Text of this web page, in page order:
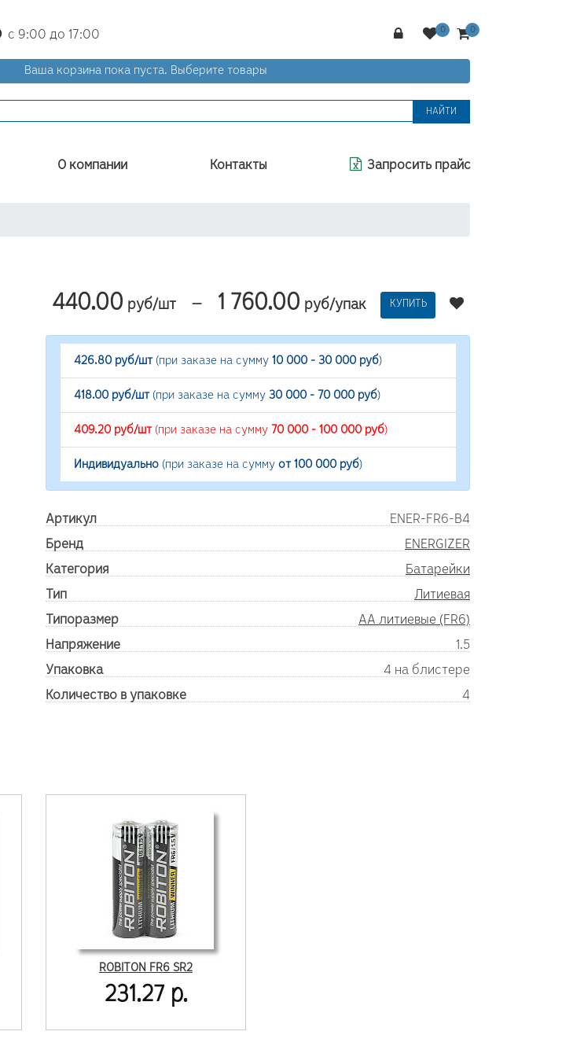
с 9:00 до 17:00
Ваша корзина пока пуста. Выберите товары
НАЙТИ
О компании Контакты Запросить прайс
440.00 руб/шт — 1 760.00 руб/упак КУПИТЬ
426.80 руб/шт(при заказе на сумму 10 000 - 30 000 руб)
418.00 руб/шт(при заказе на сумму 30 000 - 70 000 руб)
409.20 руб/шт(при заказе на сумму 70 000 - 100 000 руб)
Индивидуально (при заказе на сумму от 100 000 руб)
Артикул
ENER-FR6-B4
Бренд
ENERGIZER
Категория
Батарейки
Тип
Литиевая
Типоразмер
AA литиевые (FR6)
Напряжение
1.5
Упаковка
4 на блистере
Количество в упаковке
4
ROBITON FR6 SR2
231.27 р.